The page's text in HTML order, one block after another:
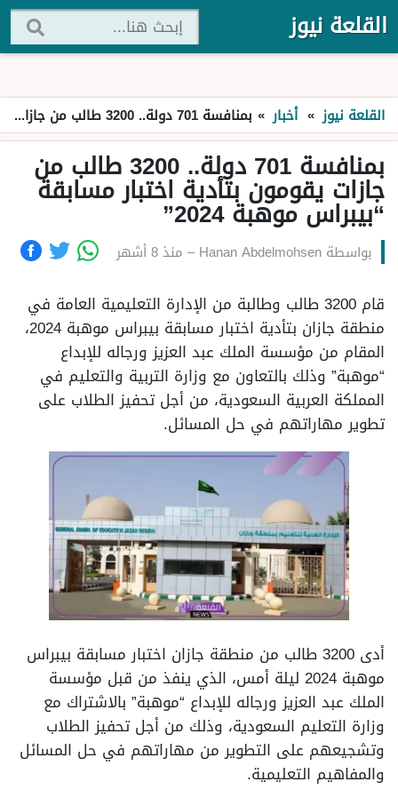
القلعة نيوز
القلعة نيوز » أخبار » بمنافسة 701 دولة.. 3200 طالب من جازات يقومون بتأدية اختبار مسابقة “بيبراس موهبة 2024”
بمنافسة 701 دولة.. 3200 طالب من
جازات يقومون بتأدية اختبار مسابقة
“بيبراس موهبة 2024”
بواسطة Hanan Abdelmohsen
– منذ 8 أشهر
قام 3200 طالب وطالبة من الإدارة التعليمية العامة في
منطقة جازان بتأدية اختبار مسابقة بيبراس موهبة 2024،
المقام من مؤسسة الملك عبد العزيز ورجاله للإبداع
“موهبة” وذلك بالتعاون مع وزارة التربية والتعليم في
المملكة العربية السعودية، من أجل تحفيز الطلاب على
تطوير مهاراتهم في حل المسائل.
أدى 3200 طالب من منطقة جازان اختبار مسابقة بيبراس
موهبة 2024 ليلة أمس، الذي ينفذ من قبل مؤسسة
الملك عبد العزيز ورجاله للإبداع “موهبة” بالاشتراك مع
وزارة التعليم السعودية، وذلك من أجل تحفيز الطلاب
وتشجيعهم على التطوير من مهاراتهم في حل المسائل
والمفاهيم التعليمية.